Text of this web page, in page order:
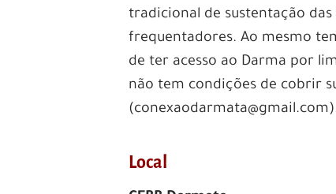
tradicional de sustentação das
frequentadores. Ao mesmo
de ter acesso ao Darma por
não tem condições de cobrir
Local